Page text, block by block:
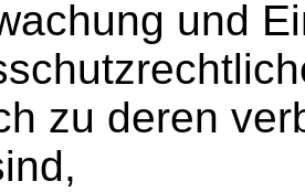
und
zu deren